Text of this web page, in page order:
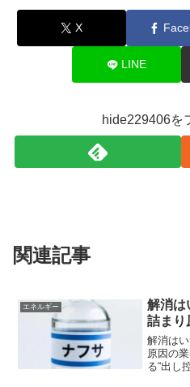
X
LINE
hide229406を
関連記事
エネルギー
解消は
詰まり
解消は
原因の
る“出し